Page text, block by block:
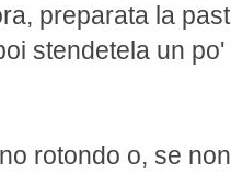
preparata la
stendetela un
rotondo o, se